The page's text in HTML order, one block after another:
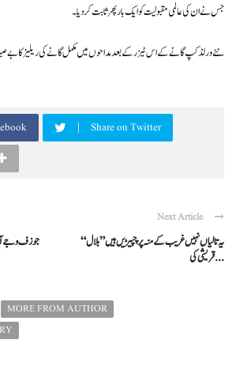
جس نے ان کی عالمی مقبولیت کو ایک بار پھر ثابت کر دیا۔
نئے ورلڈ کپ گانے کے اس ٹیزر کے بعد مداحوں میں مکمل گانے کی ریلیز کا بے
Share on Twitter
جوزف وجے
Next Article
“یہ تالیاں نہیں غریب کے منہ پر چپیڑیں ہیں” بلال
قریشی کی ...
MORE FROM AUTHOR